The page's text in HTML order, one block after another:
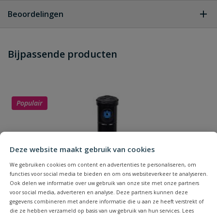
Deze website maakt gebruik van cookies
We gebruiken cookies om content en advertenties te personaliseren, om
functies voor social media te bieden en om ons websiteverkeer te analyseren.
Ook delen we informatie over uw gebruik van onze site met onze partners
voor social media, adverteren en analyse. Deze partners kunnen deze
gegevens combineren met andere informatie die u aan ze heeft verstrekt of
die ze hebben verzameld op basis van uw gebruik van hun services. Lees
dit product?
Beoordelingen
Schrijf zelf een beoordeling
Uw waardering:
Naam
Samenvatting
Bijpassende producten
Populair